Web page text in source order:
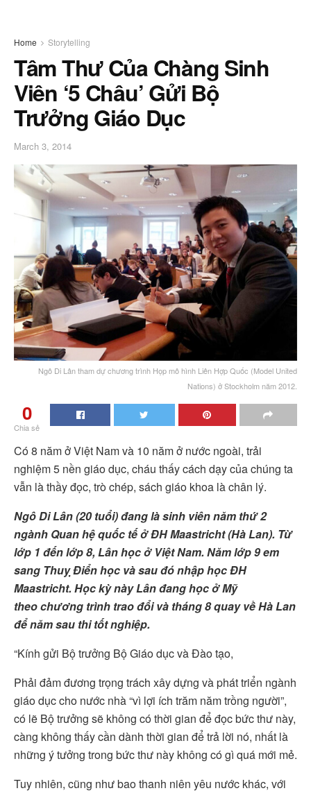
Home Storytelling
Tâm Thư Của Chàng Sinh
Viên ‘5 Châu’ Gửi Bộ
Trưởng Giáo Dục
March 3, 2014
Ngô Di Lân tham dự chương trình Họp mô hình Liên Hợp Quốc (Model United
Nations) ở Stockholm năm 2012.
0
Chia sẻ
Có 8 năm ở Việt Nam và 10 năm ở nước ngoài, trải
nghiệm 5 nền giáo dục, cháu thấy cách dạy của chúng ta
vẫn là thầy đọc, trò chép, sách giáo khoa là chân lý.
Ngô Di Lân (20 tuổi) đang là sinh viên năm thứ 2
ngành Quan hệ quốc tế ở ĐH Maastricht (Hà Lan). Từ
lớp 1 đến lớp 8, Lân học ở Việt Nam. Năm lớp 9 em
sang Thuỵ Điển học và sau đó nhập học ĐH
Maastricht. Học kỳ này Lân đang học ở Mỹ
theo chương trình trao đổi và tháng 8 quay về Hà Lan
để năm sau thi tốt nghiệp.
“Kính gửi Bộ trưởng Bộ Giáo dục và Đào tạo,
Phải đảm đương trọng trách xây dựng và phát triển ngành
giáo dục cho nước nhà “vì lợi ích trăm năm trồng người”,
có lẽ Bộ trưởng sẽ không có thời gian để đọc bức thư này,
càng không thấy cần dành thời gian để trả lời nó, nhất là
những ý tưởng trong bức thư này không có gì quá mới mẻ.
Tuy nhiên, cũng như bao thanh niên yêu nước khác, với